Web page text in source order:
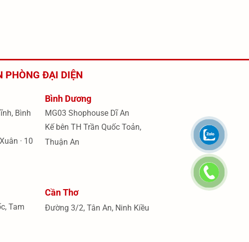
PHÒNG ĐẠI DIỆN
Bình
· 10
Bình Dương
MG03 Shophouse Dĩ An
Kế bên TH Trần Quốc Toản,
Thuận An
Tam
Cần Thơ
Đường 3/2, Tân An, Ninh Kiều